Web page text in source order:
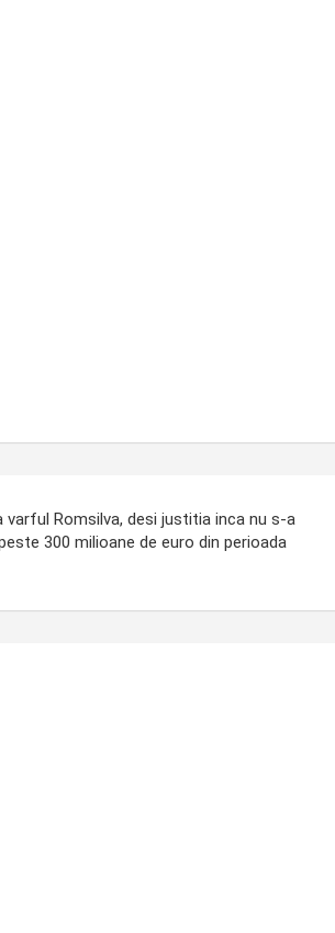
varful Romsilva, desi justitia inca nu s-a
300 milioane de euro din perioada